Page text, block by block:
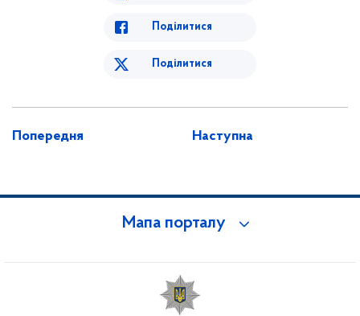
Поділитися
Поділитися
Попередня Наступна
Мапа порталу